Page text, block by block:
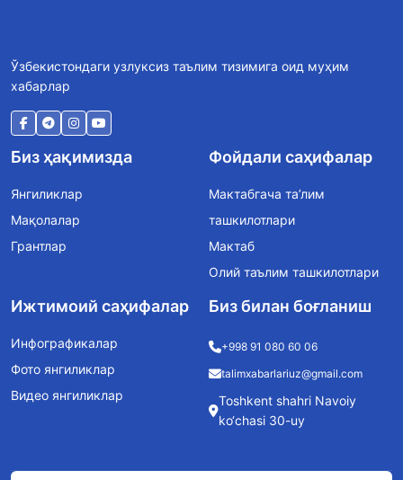
Ўзбекистондаги узлуксиз таълим тизимига оид муҳим
хабарлар
Биз ҳақимизда
Янгиликлар
Мақолалар
Грантлар
Фойдали саҳифалар
Мактабгача та’лим
ташкилотлари
Мактаб
Олий таълим ташкилотлари
Ижтимоий саҳифалар
Инфографикалар
Фото янгиликлар
Видео янгиликлар
Биз билан боғланиш
+998 91 080 60 06
talimxabarlariuz@gmail.com
Toshkent shahri Navoiy
ko‘chasi 30-uy